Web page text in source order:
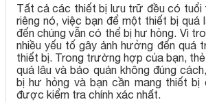
Tất cả các thiết bị lưu trữ đều có tuổi
riêng nó, việc bạn để một thiết bị quá
đến chúng vẫn có thể bị hư hỏng. Vì
nhiều yếu tố gây ảnh hưởng đến quá
thiết bị. Trong trường hợp của bạn,
quá lâu và bảo quản không đúng
bị hư hỏng và bạn cần mang thiết bị
được kiểm tra chính xác nhất.